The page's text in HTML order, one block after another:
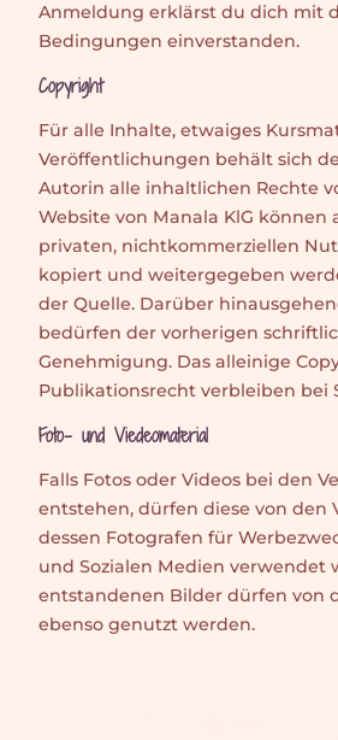
Anmeldung erklärst du dich mit
Bedingungen einverstanden.
Copyright
Für alle Inhalte, etwaiges
Veröffentlichungen behält sich
Autorin alle inhaltlichen Rechte
Website von Manala KlG können
privaten, nichtkommerziellen
kopiert und weitergegeben
der Quelle. Darüber
bedürfen der vorherigen
Genehmigung. Das alleinige
Publikationsrecht verbleiben bei
Foto- und Viedeomaterial
Falls Fotos oder Videos bei den
entstehen, dürfen diese von den
dessen Fotografen für
und Sozialen Medien verwendet
entstandenen Bilder dürfen von
ebenso genutzt werden.